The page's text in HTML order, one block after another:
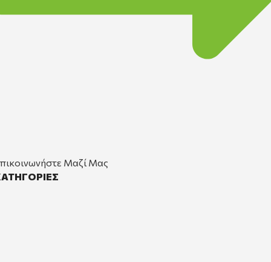
Μαζί Μας